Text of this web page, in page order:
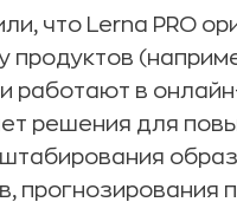
что Lerna PRO
работают в
решения для
прогнозирования